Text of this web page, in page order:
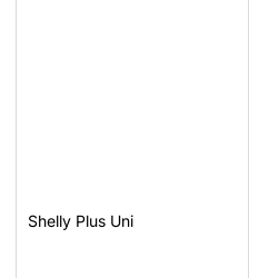
Shelly Plus Uni